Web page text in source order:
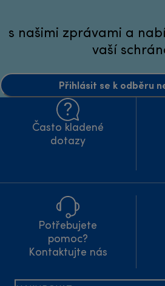
s našimi zprávami a
vaší
Přihlásit se k odběru
Často kladené
dotazy
Potřebujete
pomoc?
Kontaktujte nás